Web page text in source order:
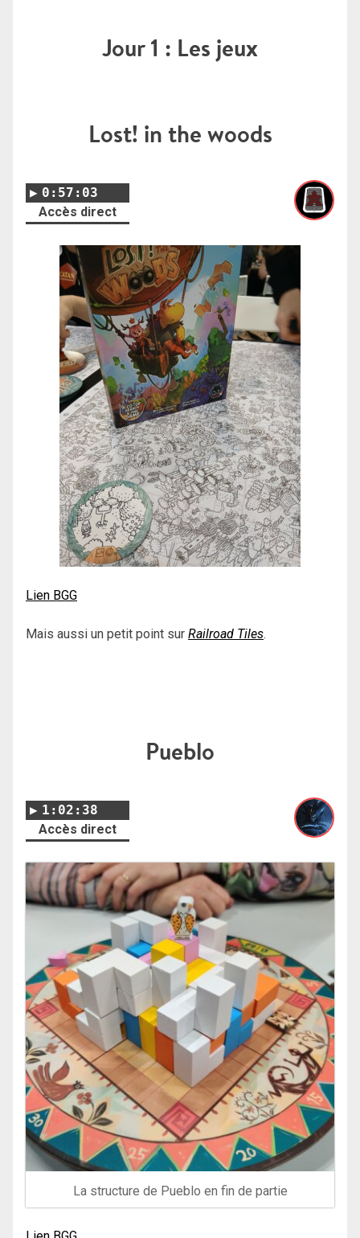
Jour 1 : Les jeux
Lost! in the woods
0:57:03
Accès direct
Lien BGG
Mais aussi un petit point sur Railroad Tiles.
Pueblo
1:02:38
Accès direct
La structure de Pueblo en fin de partie